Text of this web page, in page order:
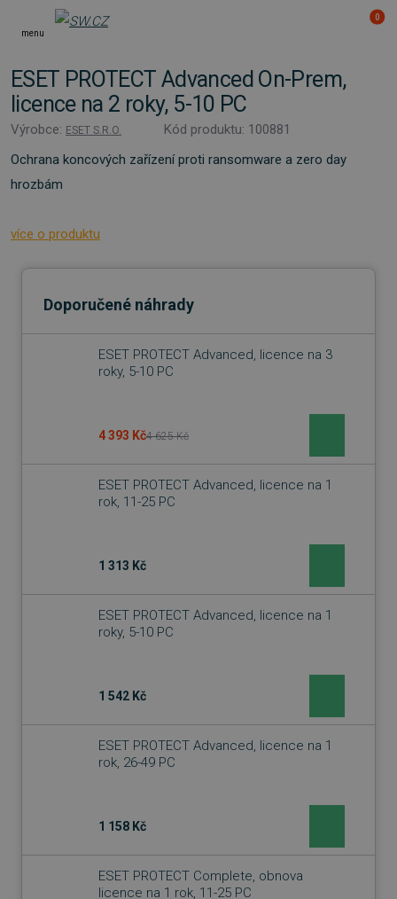
menu
0
ESET PROTECT Advanced On-Prem,
licence na 2 roky, 5-10 PC
Výrobce: ESET S.R.O.
Kód produktu: 100881
Ochrana koncových zařízení proti ransomware a zero day
hrozbám
více o produktu
Doporučené náhrady
ESET PROTECT Advanced, licence na 3
roky, 5-10 PC
4 393 Kč4 625 Kč
ESET PROTECT Advanced, licence na 1
rok, 11-25 PC
1 313 Kč
ESET PROTECT Advanced, licence na 1
roky, 5-10 PC
1 542 Kč
ESET PROTECT Advanced, licence na 1
rok, 26-49 PC
1 158 Kč
ESET PROTECT Complete, obnova
licence na 1 rok, 11-25 PC